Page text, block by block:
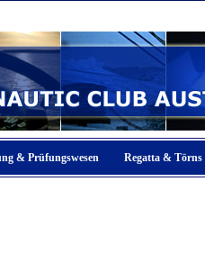
& Prüfungswesen Regatta & Törns